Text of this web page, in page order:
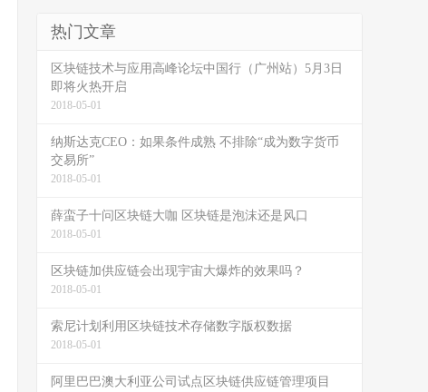
热门文章
区块链技术与应用高峰论坛中国行（广州站）5月3日
即将火热开启
2018-05-01
纳斯达克CEO：如果条件成熟 不排除“成为数字货币
交易所”
2018-05-01
薛蛮子十问区块链大咖 区块链是泡沫还是风口
2018-05-01
区块链加供应链会出现宇宙大爆炸的效果吗？
2018-05-01
索尼计划利用区块链技术存储数字版权数据
2018-05-01
阿里巴巴澳大利亚公司试点区块链供应链管理项目